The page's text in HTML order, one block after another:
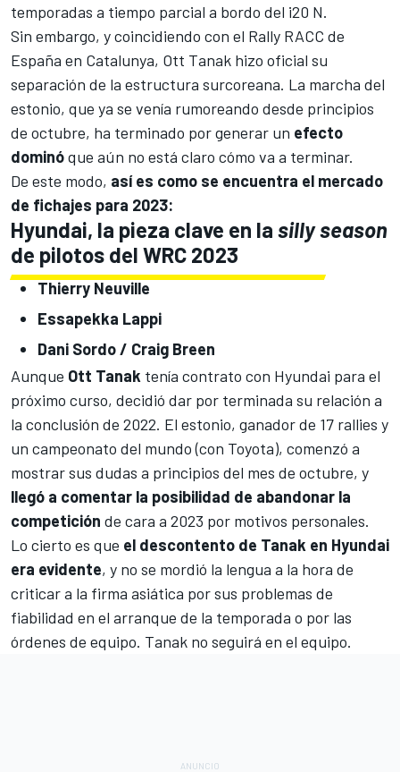
temporadas a tiempo parcial a bordo del i20 N.
Sin embargo, y coincidiendo con el Rally RACC de
España en Catalunya, Ott Tanak hizo oficial su
separación de la estructura surcoreana. La marcha del
estonio, que ya se venía rumoreando desde principios
de octubre, ha terminado por generar un efecto
dominóque aún no está claro cómo va a terminar.
De este modo, así es como se encuentra el mercado
de fichajes para 2023:
Hyundai, la pieza clave en la silly season
de pilotos del WRC 2023
Thierry Neuville
Essapekka Lappi
Dani Sordo/ Craig Breen
Aunque Ott Tanak tenía contrato con Hyundai para el
próximo curso, decidió dar por terminada su relación a
la conclusión de 2022. El estonio, ganador de 17 rallies y
un campeonato del mundo (con Toyota), comenzó a
mostrar sus dudas a principios del mes de octubre, y
llegó a comentar la posibilidad de abandonar la
competición de cara a 2023 por motivos personales.
Lo cierto es que el descontento de Tanak en Hyundai
era evidente, y no se mordió la lengua a la hora de
criticar a la firma asiática por sus problemas de
fiabilidad en el arranque de la temporada o por las
órdenes de equipo. Tanak no seguirá en el equipo.